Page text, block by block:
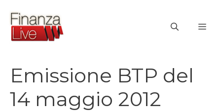
contenuto
Emissione BTP del
14 maggio 2012